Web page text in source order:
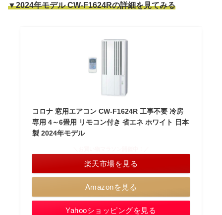
▼2024年モデル CW-F1624Rの詳細を見てみる
コロナ 窓用エアコン CW-F1624R 工事不要 冷房
専用 4～6畳用 リモコン付き 省エネ ホワイト 日本
製 2024年モデル
Amazonを見る
楽天市場を見る
Yahooショッピングを見る